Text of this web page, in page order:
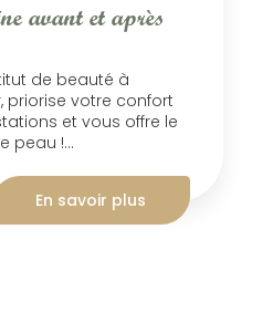
avant et après
de beauté à
priorise votre confort
et vous offre le
peau !...
En savoir plus